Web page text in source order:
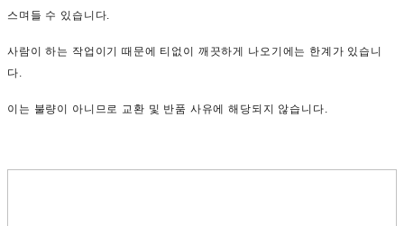
스며들 수 있습니다.
사람이 하는 작업이기 때문에 티없이 깨끗하게 나오기에는 한계가 있습니
다.
이는 불량이 아니므로 교환 및 반품 사유에 해당되지 않습니다.